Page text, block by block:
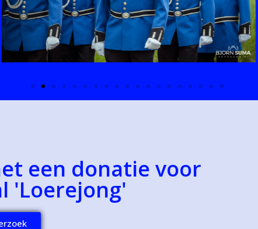
een donatie voor
'Loerejong'